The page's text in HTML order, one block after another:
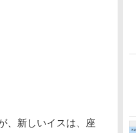
、新しいイスは、座